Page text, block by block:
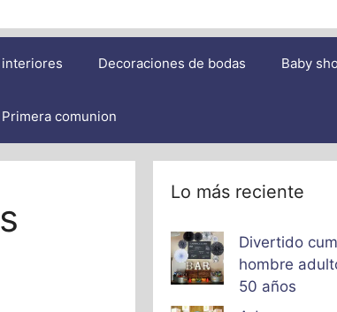
Decoraciones de bodas Baby
Primera comunion
Lo más reciente
Divertido
hombre
50 años